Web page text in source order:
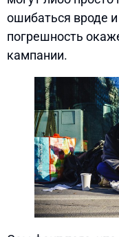
ошибаться вроде
погрешность
кампании.